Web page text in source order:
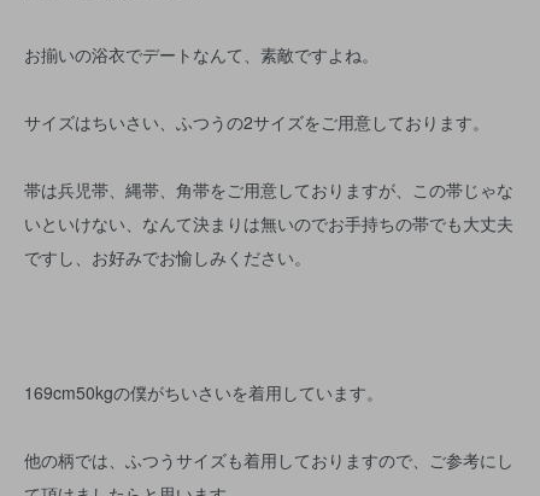
お揃いの浴衣でデートなんて、素敵ですよね。
サイズはちいさい、ふつうの2サイズをご用意しております。
帯は兵児帯、縄帯、角帯をご用意しておりますが、この帯じゃな
いといけない、なんて決まりは無いのでお手持ちの帯でも大丈夫
ですし、お好みでお愉しみください。
169cm50kgの僕がちいさいを着用しています。
他の柄では、ふつうサイズも着用しておりますので、ご参考にし